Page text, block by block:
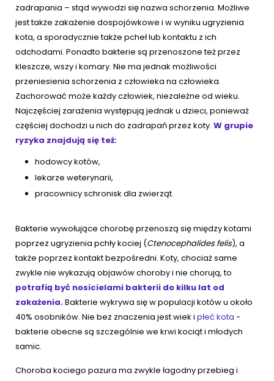
zadrapania – stąd wywodzi się nazwa schorzenia. Możliwe
jest także zakażenie dospojówkowe i w wyniku ugryzienia
kota, a sporadycznie także pcheł lub kontaktu z ich
odchodami. Ponadto bakterie są przenoszone też przez
kleszcze, wszy i komary. Nie ma jednak możliwości
przeniesienia schorzenia z człowieka na człowieka.
Zachorować może każdy człowiek, niezależne od wieku.
Najczęściej zarażenia występują jednak u dzieci, ponieważ
częściej dochodzi u nich do zadrapań przez koty. W grupie
ryzyka znajdują się też:
hodowcy kotów,
lekarze weterynarii,
pracownicy schronisk dla zwierząt.
Bakterie wywołujące chorobę przenoszą się między kotami
poprzez ugryzienia pchły kociej (Ctenocephalides felis), a
także poprzez kontakt bezpośredni. Koty, chociaż same
zwykle nie wykazują objawów choroby i nie chorują, to
potrafią być nosicielami bakterii do kilku lat od
zakażenia.Bakterie wykrywa się w populacji kotów u około
40% osobników. Nie bez znaczenia jest wiek i płeć kota -
bakterie obecne są szczególnie we krwi kociąt i młodych
samic.
Choroba kociego pazura ma zwykle łagodny przebieg i